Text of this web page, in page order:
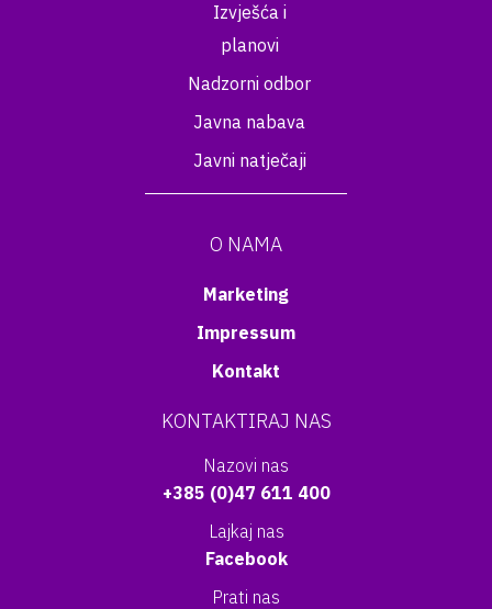
Izvješća i
planovi
Nadzorni odbor
Javna nabava
Javni natječaji
O NAMA
Marketing
Impressum
Kontakt
KONTAKTIRAJ NAS
Nazovi nas
+385 (0)47 611 400
Lajkaj nas
Facebook
Prati nas